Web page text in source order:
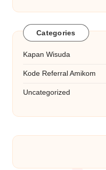
Categories
Kapan Wisuda
Kode Referral Amikom
Uncategorized